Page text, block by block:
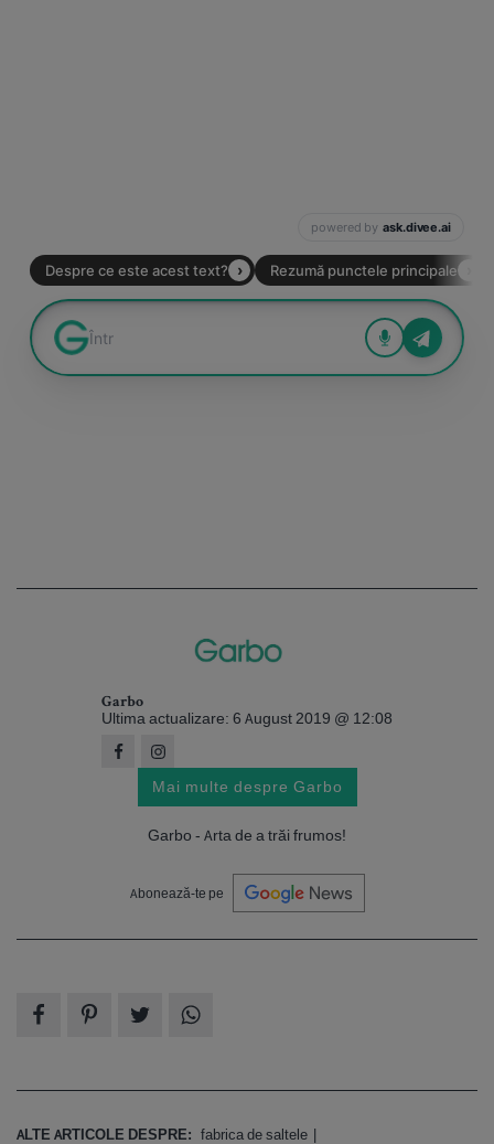
Garbo
Ultima actualizare: 6 August 2019 @ 12:08
Mai multe despre Garbo
Garbo - Arta de a trăi frumos!
Abonează-te pe
ALTE ARTICOLE DESPRE: fabrica de saltele